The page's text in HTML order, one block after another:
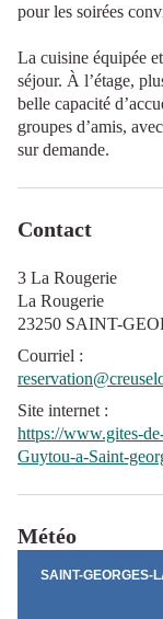
pour les soirées
La cuisine équipée
séjour. À l’étage,
belle capacité
groupes d’amis,
sur demande.
Contact
3 La Rougerie
La Rougerie
23250 SAINT-
Courriel :
Site internet :
https://www.gites-
Guytou-a-Saint-
Météo